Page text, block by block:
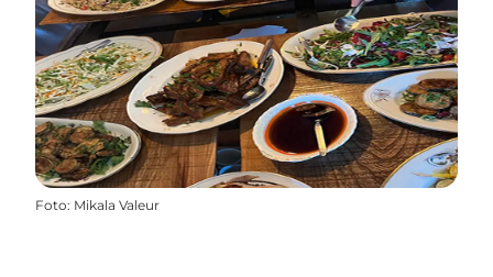
Foto: Mikala Valeur